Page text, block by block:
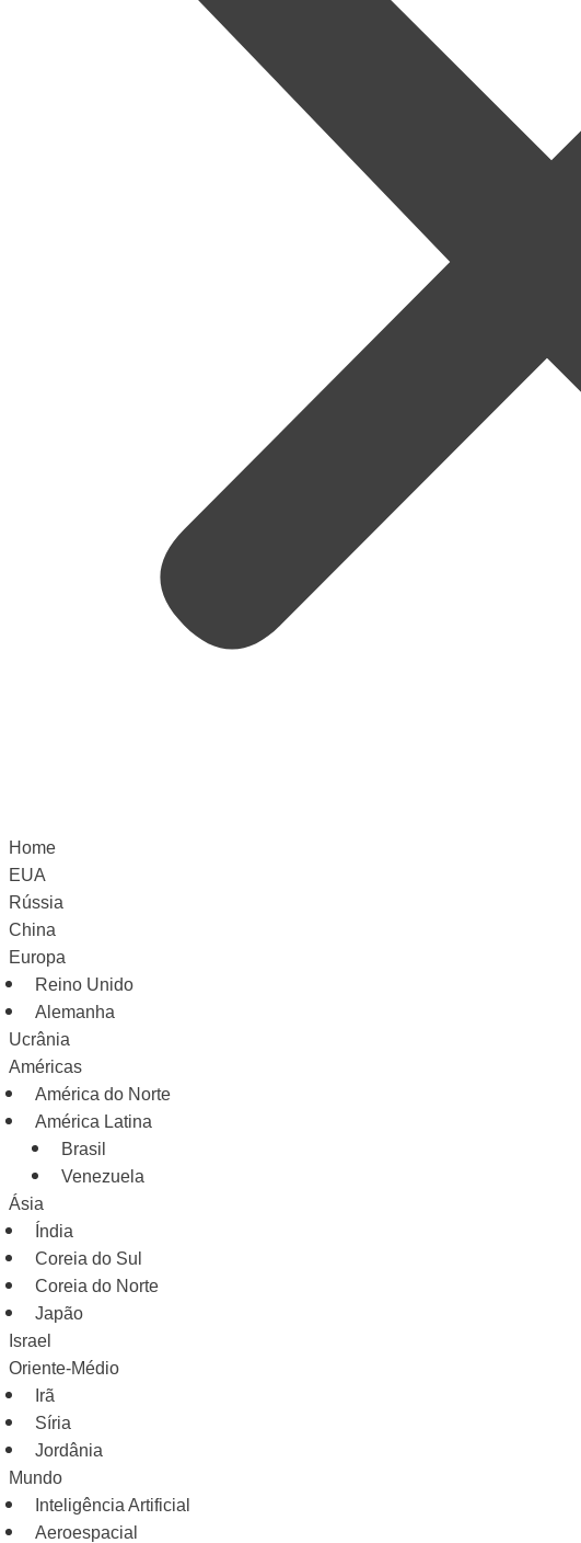
Home
EUA
Rússia
China
Europa
Reino Unido
Alemanha
Ucrânia
Américas
América do Norte
América Latina
Brasil
Venezuela
Ásia
Índia
Coreia do Sul
Coreia do Norte
Japão
Israel
Oriente-Médio
Irã
Síria
Jordânia
Mundo
Inteligência Artificial
Aeroespacial